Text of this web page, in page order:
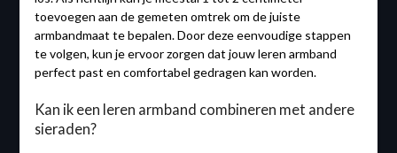
toevoegen aan de gemeten omtrek om de juiste
armbandmaat te bepalen. Door deze eenvoudige stappen
te volgen, kun je ervoor zorgen dat jouw leren armband
perfect past en comfortabel gedragen kan worden.
Kan ik een leren armband combineren met andere
sieraden?